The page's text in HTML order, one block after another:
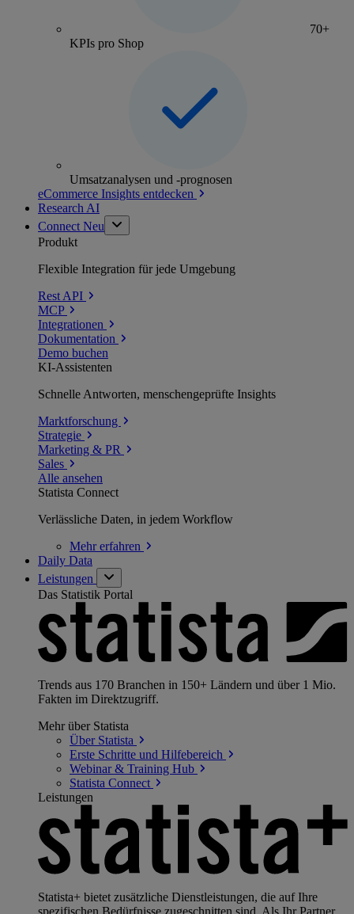
70+
KPIs pro Shop
Umsatzanalysen und -prognosen
eCommerce Insights entdecken
Research AI
Connect Neu
Produkt
Flexible Integration für jede Umgebung
Rest API
MCP
Integrationen
Dokumentation
Demo buchen
KI-Assistenten
Schnelle Antworten, menschengeprüfte Insights
Marktforschung
Strategie
Marketing & PR
Sales
Alle ansehen
Statista Connect
Verlässliche Daten, in jedem Workflow
Mehrerfahren
Daily Data
Leistungen
Das Statistik Portal
Trends aus 170 Branchen in 150+ Ländern und über 1 Mio.
Fakten im Direktzugriff.
Mehr über Statista
Über Statista
Erste Schritte und Hilfebereich
Webinar & Training Hub
Statista Connect
Leistungen
Statista+ bietet zusätzliche Dienstleistungen, die auf Ihre
spezifischen Bedürfnisse zugeschnitten sind. Als Ihr Partner